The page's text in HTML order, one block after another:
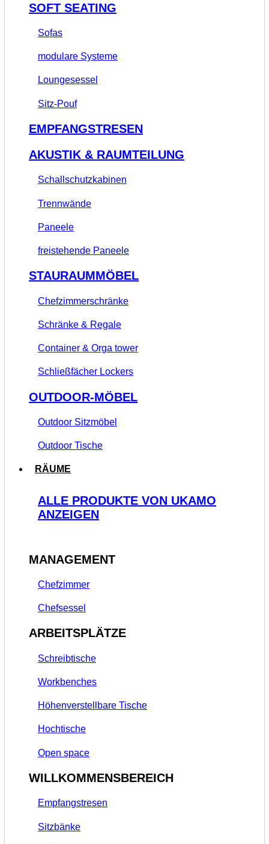
SOFT SEATING
Sofas
modulare Systeme
Loungesessel
Sitz-Pouf
EMPFANGSTRESEN
AKUSTIK & RAUMTEILUNG
Schallschutzkabinen
Trennwände
Paneele
freistehende Paneele
STAURAUMMÖBEL
Chefzimmerschränke
Schränke & Regale
Container & Orga tower
Schließfächer Lockers
OUTDOOR-MÖBEL
Outdoor Sitzmöbel
Outdoor Tische
RÄUME
ALLE PRODUKTE VON UKAMO
ANZEIGEN
MANAGEMENT
Chefzimmer
Chefsessel
ARBEITSPLÄTZE
Schreibtische
Workbenches
Höhenverstellbare Tische
Hochtische
Open space
WILLKOMMENSBEREICH
Empfangstresen
Sitzbänke